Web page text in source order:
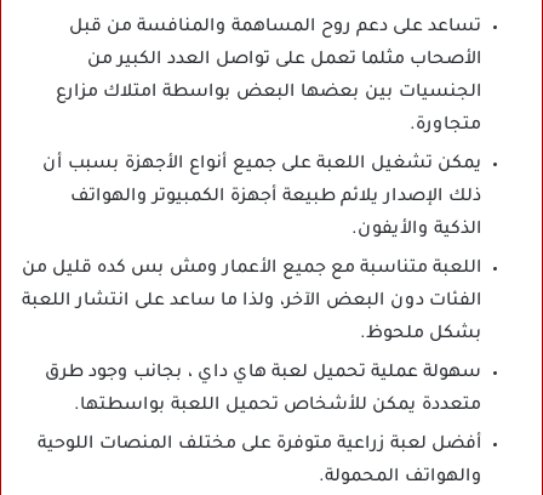
تساعد على دعم روح المساهمة والمنافسة من قبل
الأصحاب مثلما تعمل على تواصل العدد الكبير من
الجنسيات بين بعضها البعض بواسطة امتلاك مزارع
متجاورة.
يمكن تشغيل اللعبة على جميع أنواع الأجهزة بسبب أن
ذلك الإصدار يلائم طبيعة أجهزة الكمبيوتر والهواتف
الذكية والأيفون.
اللعبة متناسبة مع جميع الأعمار ومش بس كده قليل من
الفئات دون البعض الآخر، ولذا ما ساعد على انتشار اللعبة
بشكل ملحوظ.
سهولة عملية تحميل لعبة هاي داي ، بجانب وجود طرق
متعددة يمكن للأشخاص تحميل اللعبة بواسطتها.
أفضل لعبة زراعية متوفرة على مختلف المنصات اللوحية
والهواتف المحمولة.